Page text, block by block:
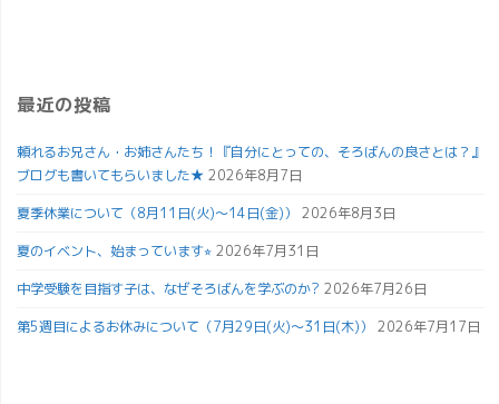
最近の投稿
頼れるお兄さん・お姉さんたち！『自分にとっての、そろばんの良さとは？』
ブログも書いてもらいました★ 2026年8月7日
夏季休業について（8月11日(火)～14日(金)） 2026年8月3日
夏のイベント、始まっています⭐︎ 2026年7月31日
中学受験を目指す子は、なぜそろばんを学ぶのか? 2026年7月26日
第5週目によるお休みについて（7月29日(火)～31日(木)） 2026年7月17日